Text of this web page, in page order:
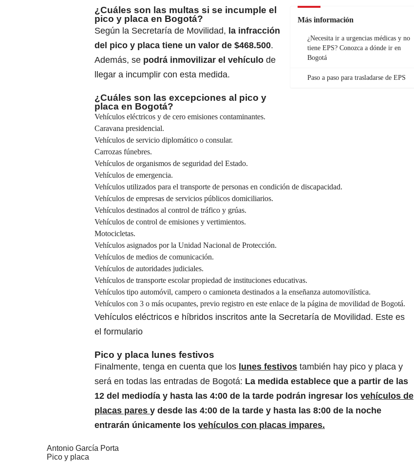
Más información
¿Necesita ir a urgencias médicas y no
tiene EPS? Conozca a dónde ir en
Bogotá
Paso a paso para trasladarse de EPS
¿Cuáles son las multas si se incumple el
pico y placa en Bogotá?
Según la Secretaría de Movilidad, la infracción
del pico y placa tiene un valor de $468.500.
Además, se podrá inmovilizar el vehículo de
llegar a incumplir con esta medida.
¿Cuáles son las excepciones al pico y
placa en Bogotá?
Vehículos eléctricos y de cero emisiones contaminantes.
Caravana presidencial.
Vehículos de servicio diplomático o consular.
Carrozas fúnebres.
Vehículos de organismos de seguridad del Estado.
Vehículos de emergencia.
Vehículos utilizados para el transporte de personas en condición de discapacidad.
Vehículos de empresas de servicios públicos domiciliarios.
Vehículos destinados al control de tráfico y grúas.
Vehículos de control de emisiones y vertimientos.
Motocicletas.
Vehículos asignados por la Unidad Nacional de Protección.
Vehículos de medios de comunicación.
Vehículos de autoridades judiciales.
Vehículos de transporte escolar propiedad de instituciones educativas.
Vehículos tipo automóvil, campero o camioneta destinados a la enseñanza automovilística.
Vehículos con 3 o más ocupantes, previo registro en este enlace de la página de movilidad de Bogotá.
Vehículos eléctricos e híbridos inscritos ante la Secretaría de Movilidad. Este es
el formulario
Pico y placa lunes festivos
Finalmente, tenga en cuenta que los lunes festivos también hay pico y placa y
será en todas las entradas de Bogotá: La medida establece que a partir de las
12 del mediodía y hasta las 4:00 de la tarde podrán ingresar los vehículos de
placas pares y desde las 4:00 de la tarde y hasta las 8:00 de la noche
entrarán únicamente los vehículos con placas impares.
Antonio García Porta
Pico y placa